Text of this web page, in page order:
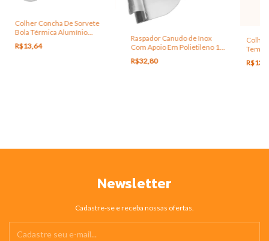
Colher Concha De Sorvete
Bola Térmica Alumínio
Profissional
R$13,64
Raspador Canudo de Inox
Com Apoio Em Polietileno 10
Cm X 8 MM Espessura
R$32,80
Newsletter
Cadastre-se e receba nossas ofertas.